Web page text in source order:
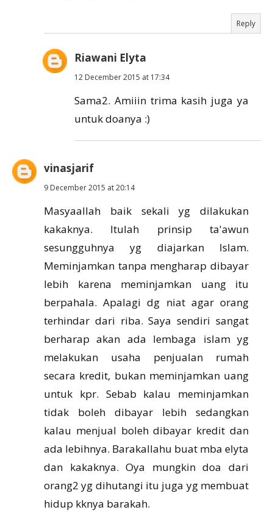
Reply
Riawani Elyta
12 December 2015 at 17:34
Sama2. Amiiin trima kasih juga ya
untuk doanya :)
vinasjarif
9 December 2015 at 20:14
Masyaallah baik sekali yg dilakukan
kakaknya. Itulah prinsip ta'awun
sesungguhnya yg diajarkan Islam.
Meminjamkan tanpa mengharap dibayar
lebih karena meminjamkan uang itu
berpahala. Apalagi dg niat agar orang
terhindar dari riba. Saya sendiri sangat
berharap akan ada lembaga islam yg
melakukan usaha penjualan rumah
secara kredit, bukan meminjamkan uang
untuk kpr. Sebab kalau meminjamkan
tidak boleh dibayar lebih sedangkan
kalau menjual boleh dibayar kredit dan
ada lebihnya. Barakallahu buat mba elyta
dan kakaknya. Oya mungkin doa dari
orang2 yg dihutangi itu juga yg membuat
hidup kknya barakah.